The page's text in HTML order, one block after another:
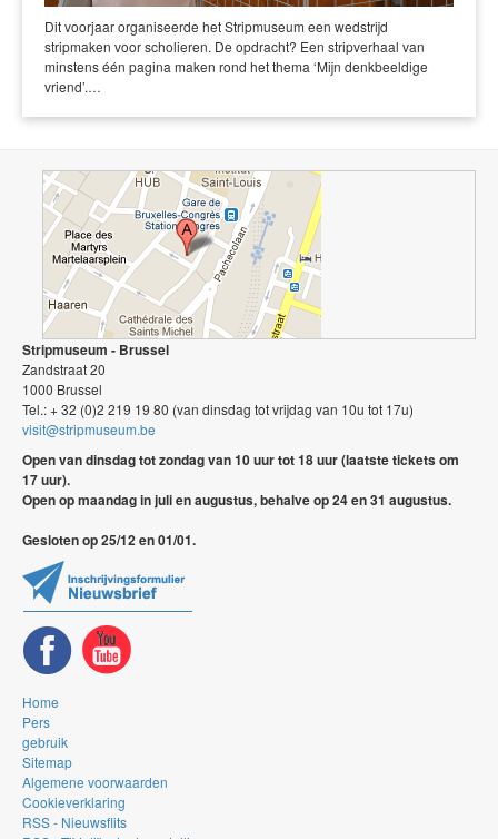
Dit voorjaar organiseerde het Stripmuseum een wedstrijd
stripmaken voor scholieren. De opdracht? Een stripverhaal van
minstens één pagina maken rond het thema ‘Mijn denkbeeldige
vriend’.…
Stripmuseum - Brussel
Zandstraat 20
1000 Brussel
Tel.: + 32 (0)2 219 19 80 (van dinsdag tot vrijdag van 10u tot 17u)
visit@stripmuseum.be
Open van dinsdag tot zondag van 10 uur tot 18 uur (laatste tickets om
17 uur).
Open op maandag in juli en augustus, behalve op 24 en 31 augustus.
Gesloten op 25/12 en 01/01.
Home
Pers
gebruik
Sitemap
Algemene voorwaarden
Cookieverklaring
RSS - Nieuwsflits